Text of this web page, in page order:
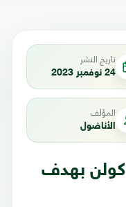
تاريخ النشر
24 نوفمبر 2023
المؤلف
الأناضول
كولن بهدف